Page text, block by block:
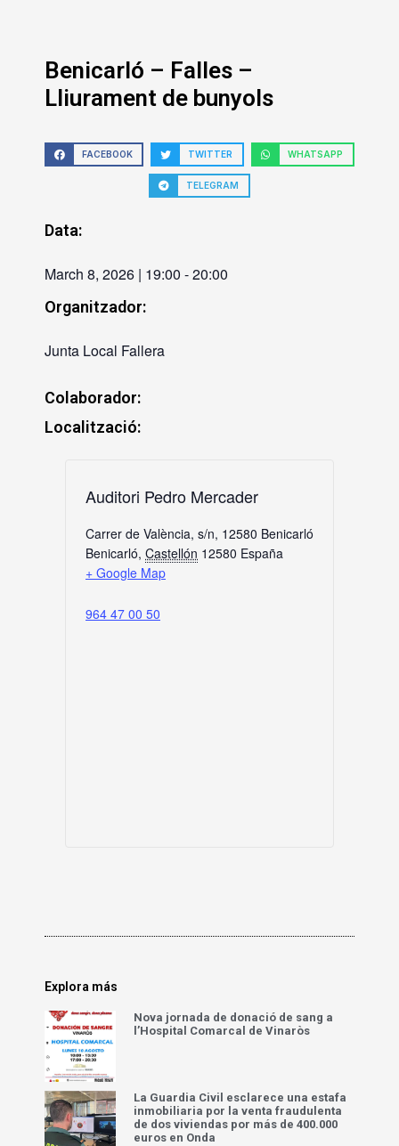
Benicarló – Falles –
Lliurament de bunyols
FACEBOOK TWITTER WHATSAPP
TELEGRAM
Data:
March 8, 2026 | 19:00 -20:00
Organitzador:
Junta Local Fallera
Colaborador:
Localització:
Auditori Pedro Mercader
Carrer de València, s/n, 12580 Benicarló
Benicarló, Castellón 12580 España
+ Google Map
964 47 00 50
Explora más
Nova jornada de donació de sang a
l’Hospital Comarcal de Vinaròs
La Guardia Civil esclarece una estafa
inmobiliaria por la venta fraudulenta
de dos viviendas por más de 400.000
euros en Onda